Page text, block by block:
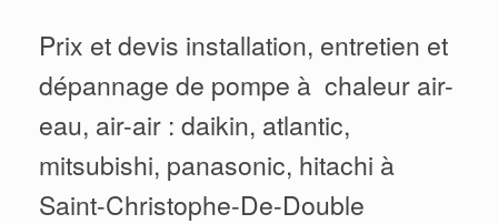
Prix et devis installation, entretien et
dépannage de pompe à chaleur air-
eau, air-air : daikin, atlantic,
mitsubishi, panasonic, hitachi à
Saint-Christophe-De-Double